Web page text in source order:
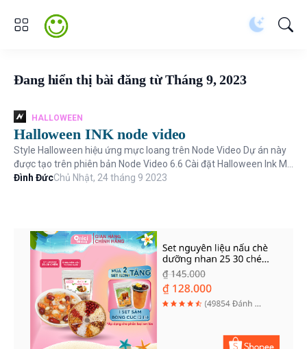
Đang hiển thị bài đăng từ Tháng 9, 2023
HALLOWEEN
Halloween INK node video
Style Halloween hiệu ứng mực loang trên Node Video Dự án này
được tạo trên phiên bản Node Video 6.6 Cài đặt Halloween Ink Mở
Node Video và n...
Đình ĐứcChủ Nhật, 24 tháng 9 2023